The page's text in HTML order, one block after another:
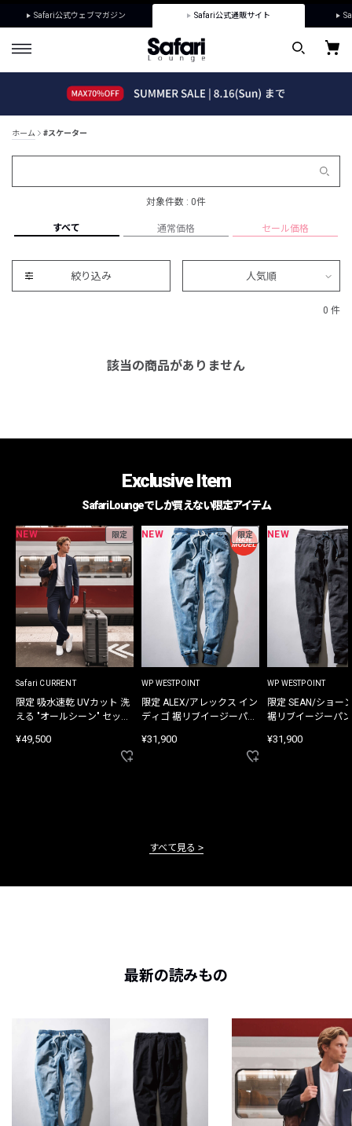
Safari公式ウェブマガジン Safari公式通販サイト
ホーム #スケーター
対象件数 : 0件
すべて 通常価格 セール価格
絞り込み 人気順
0 件
該当の商品がありません
Exclusive Item
Safari Loungeでしか買えない限定アイテム
NEW 限定
Safari CURRENT
限定 吸水速乾 UVカット 洗
える "オールシーン" セット
¥49,500
NEW 限定
WP WESTPOINT
限定 ALEX/アレックス イン
ディゴ 裾リブイージーパン
¥31,900
NEW
WP WESTPOINT
限定 SEAN/ショー
裾リブイージーパ
¥31,900
すべて見る
最新の読みもの